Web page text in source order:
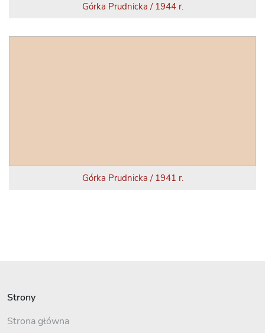
Górka Prudnicka / 1944 r.
Górka Prudnicka / 1941 r.
Strony
Strona główna